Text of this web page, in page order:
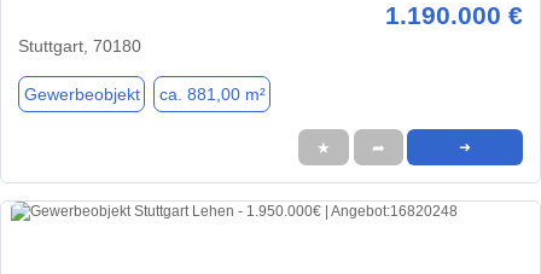
1.190.000 €
Stuttgart, 70180
Gewerbeobjekt ca. 881,00 m²
★ ➦ ➜